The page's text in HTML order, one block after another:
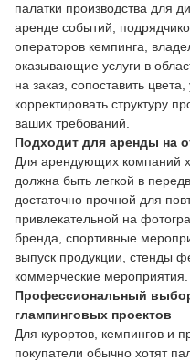
палатки производства для
аренде событий,
операторов кемпинга,
оказывающие услуги в
на заказ, сопоставить
корректировать структуру
ваших требований.
Подходит для аренды на
Для арендующих компаний
должна быть легкой в
достаточно прочной для
привлекательной на
бренда, спортивные
выпуск продукции, стенды
коммерческие мероприятия.
Профессиональный
глампинговых проектов
Для курортов, кемпингов и
покупатели обычно хотят